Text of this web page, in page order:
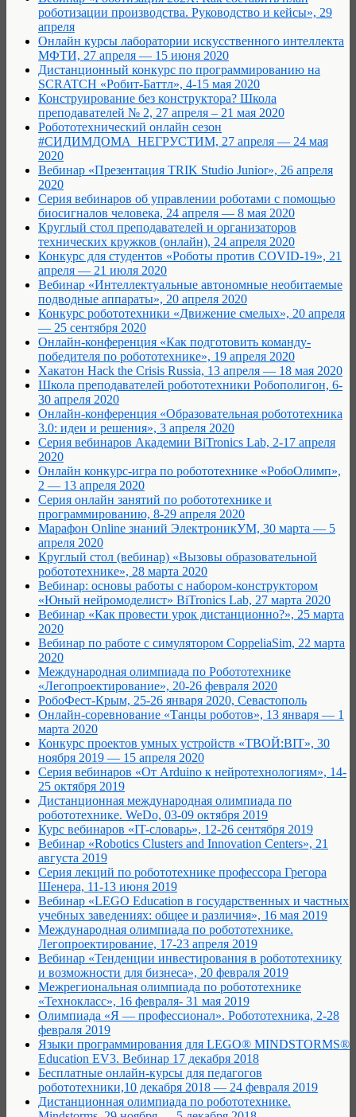
роботизации производства. Руководство и кейсы», 29
апреля
Онлайн курсы лаборатории искусственного интеллекта
МФТИ, 27 апреля — 15 июня 2020
Дистанционный конкурс по программированию на
SCRATCH «Робит-Баттл», 4-15 мая 2020
Конструирование без конструктора? Школа
преподавателей № 2, 27 апреля – 21 мая 2020
Робототехнический онлайн сезон
#СИДИМДОМА_НЕГРУСТИМ, 27 апреля — 24 мая
2020
Вебинар «Презентация TRIK Studio Junior», 26 апреля
2020
Cерия вебинаров об управлении роботами с помощью
биосигналов человека, 24 апреля — 8 мая 2020
Круглый стол преподавателей и организаторов
технических кружков (онлайн), 24 апреля 2020
Конкурс для студентов «Роботы против COVID-19», 21
апреля — 21 июля 2020
Вебинар «Интеллектуальные автономные необитаемые
подводные аппараты», 20 апреля 2020
Конкурс робототехники «Движение смелых», 20 апреля
— 25 сентября 2020
Онлайн-конференция «Как подготовить команду-
победителя по робототехнике», 19 апреля 2020
Хакатон Hack the Crisis Russia, 13 апреля — 18 мая 2020
Школа преподавателей робототехники Робополигон, 6-
30 апреля 2020
Онлайн-конференция «Образовательная робототехника
3.0: идеи и решения», 3 апреля 2020
Серия вебинаров Академии BiTronics Lab, 2-17 апреля
2020
Онлайн конкурс-игра по робототехнике «РобоОлимп»,
2 — 13 апреля 2020
Серия онлайн занятий по робототехнике и
программированию, 8-29 апреля 2020
Марафон Online знаний ЭлектроникУМ, 30 марта — 5
апреля 2020
Круглый стол (вебинар) «Вызовы образовательной
робототехнике», 28 марта 2020
Вебинар: основы работы с набором-конструктором
«Юный нейромоделист» BiTronics Lab, 27 марта 2020
Вебинар «Как провести урок дистанционно?», 25 марта
2020
Вебинар по работе с симулятором CoppeliaSim, 22 марта
2020
Международная олимпиада по Робототехнике
«Легопроектирование», 20-26 февраля 2020
РобоФест-Крым, 25-26 января 2020, Севастополь
Онлайн-соревнование «Танцы роботов», 13 января — 1
марта 2020
Конкурс проектов умных устройств «ТВОЙ:BIT», 30
ноября 2019 — 15 апреля 2020
Серия вебинаров «От Arduino к нейротехнологиям», 14-
25 октября 2019
Дистанционная международная олимпиада по
робототехнике. WeDo, 03-09 октября 2019
Курс вебинаров «IT-словарь», 12-26 сентября 2019
Вебинар «Robotics Clusters and Innovation Centers», 21
августа 2019
Серия лекций по робототехнике профессора Грегора
Шенера, 11-13 июня 2019
Вебинар «LEGO Education в государственных и частных
учебных заведениях: общее и различия», 16 мая 2019
Международная олимпиада по робототехнике.
Легопроектирование, 17-23 апреля 2019
Вебинар «Тенденции инвестирования в робототехнику
и возможности для бизнеса», 20 февраля 2019
Межрегиональная олимпиада по робототехнике
«Технокласс», 16 февраля- 31 мая 2019
Олимпиада «Я — профессионал». Робототехника, 2-28
февраля 2019
Языки программирования для LEGO® MINDSTORMS®
Education EV3. Вебинар 17 декабря 2018
Бесплатные онлайн-курсы для педагогов
робототехники,10 декабря 2018 — 24 февраля 2019
Дистанционная олимпиада по робототехнике.